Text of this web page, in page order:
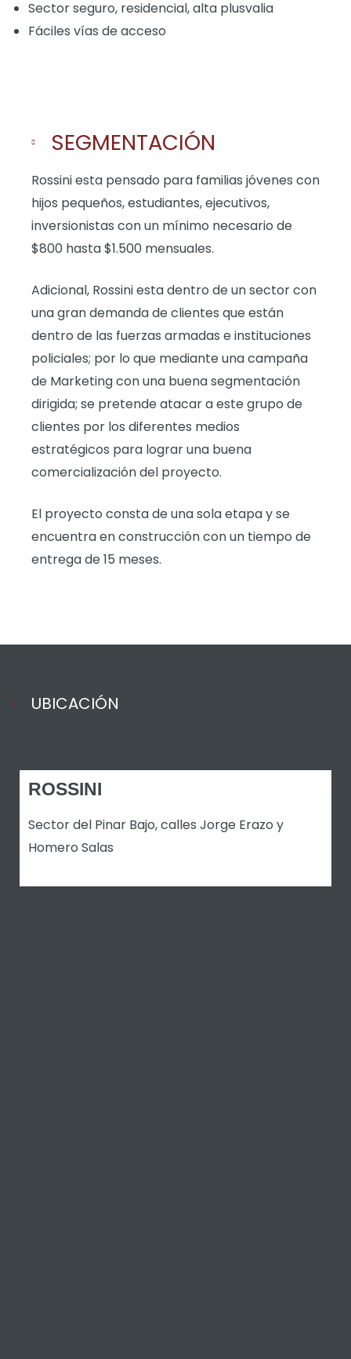
Sector seguro, residencial, alta plusvalia
Fáciles vías de acceso
SEGMENTACIÓN
Rossini esta pensado para familias jóvenes con
hijos pequeños, estudiantes, ejecutivos,
inversionistas con un mínimo necesario de
$800 hasta $1.500 mensuales.
Adicional, Rossini esta dentro de un sector con
una gran demanda de clientes que están
dentro de las fuerzas armadas e instituciones
policiales; por lo que mediante una campaña
de Marketing con una buena segmentación
dirigida; se pretende atacar a este grupo de
clientes por los diferentes medios
estratégicos para lograr una buena
comercialización del proyecto.
El proyecto consta de una sola etapa y se
encuentra en construcción con un tiempo de
entrega de 15 meses.
UBICACIÓN
ROSSINI
Sector del Pinar Bajo, calles Jorge Erazo y
Homero Salas